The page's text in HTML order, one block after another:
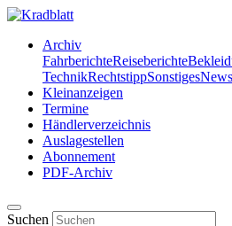
Archiv
FahrberichteReiseberichte
TechnikRechtstippSonstiges
Kleinanzeigen
Termine
Händlerverzeichnis
Auslagestellen
Abonnement
PDF-Archiv
Suchen